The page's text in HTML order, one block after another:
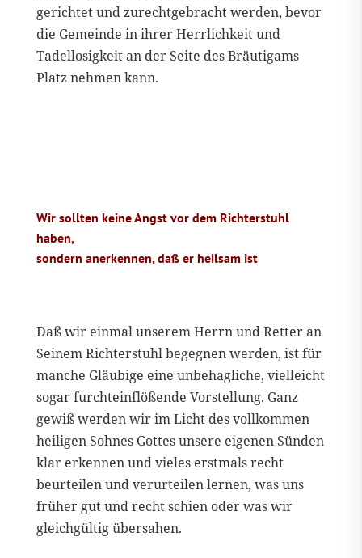
gerichtet und zurechtgebracht werden, bevor
die Gemeinde in ihrer Herrlichkeit und
Tadellosigkeit an der Seite des Bräutigams
Platz nehmen kann.
Wir sollten keine Angst vor dem Richterstuhl
haben,
sondern anerkennen, daß er heilsam ist
Daß wir einmal unserem Herrn und Retter an
Seinem Richterstuhl begegnen werden, ist für
manche Gläubige eine unbehagliche, vielleicht
sogar furchteinflößende Vorstellung. Ganz
gewiß werden wir im Licht des vollkommen
heiligen Sohnes Gottes unsere eigenen Sünden
klar erkennen und vieles erstmals recht
beurteilen und verurteilen lernen, was uns
früher gut und recht schien oder was wir
gleichgültig übersahen.